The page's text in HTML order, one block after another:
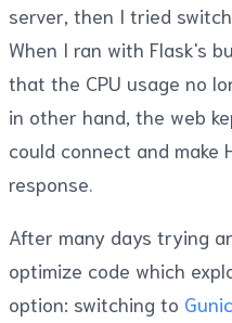
server, then I tried
When I ran with Flask's
that the CPU usage no
in other hand, the web
could connect and make
response.
After many days trying
optimize code which
option: switching to